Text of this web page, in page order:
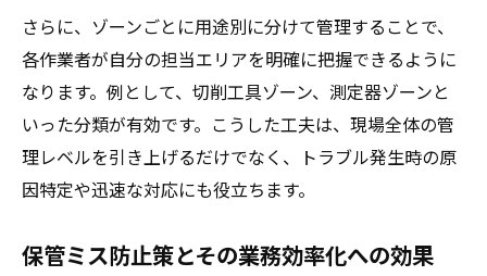
さらに、ゾーンごとに用途別に分けて管理することで、
各作業者が自分の担当エリアを明確に把握できるように
なります。例として、切削工具ゾーン、測定器ゾーンと
いった分類が有効です。こうした工夫は、現場全体の管
理レベルを引き上げるだけでなく、トラブル発生時の原
因特定や迅速な対応にも役立ちます。
保管ミス防止策とその業務効率化への効果